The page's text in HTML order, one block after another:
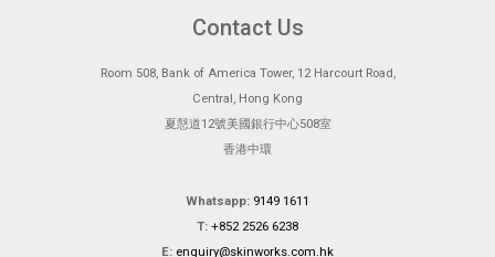
Contact Us
Room 508, Bank of America Tower, 12 Harcourt Road,
Central, Hong Kong
夏慤道12號美國銀行中心508室
香港中環
Whatsapp: 9149 1611
T: +852 2526 6238
E: enquiry@skinworks.com.hk